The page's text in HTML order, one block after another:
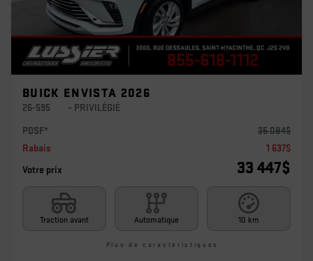
BUICK ENVISTA 2026
26-595
– PRIVILÉGIÉ
PDSF*
35 084$
Rabais
1 637$
Votre prix
33 447$
Traction avant Automatique 10 km
Plus de caractéristiques